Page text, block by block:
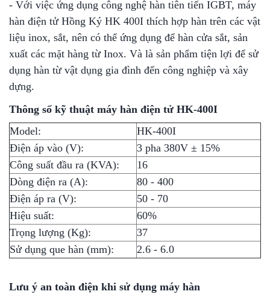
- Với việc ứng dụng công nghệ hàn tiên tiến IGBT, máy
hàn điện tử Hồng Ký HK 400I thích hợp hàn trên các vật
liệu inox, sắt, nên có thể ứng dụng để hàn cửa sắt, sản
xuất các mặt hàng từ Inox. Và là sản phẩm tiện lợi để sử
dụng hàn từ vật dụng gia đình đến công nghiệp và xây
dựng.
Thông số kỹ thuật máy hàn điện tử HK-400I
Model:
HK-400I
Điện áp vào (V):
3 pha 380V ± 15%
Công suất đầu ra (KVA):
16
Dòng điện ra (A):
80 - 400
Điện áp ra (V):
50 - 70
Hiệu suất:
60%
Trọng lượng (Kg):
37
Sử dụng que hàn (mm):
2.6 - 6.0
Lưu ý an toàn điện khi sử dụng máy hàn